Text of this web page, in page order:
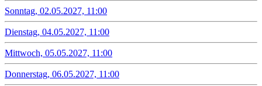
Sonntag, 02.05.2027, 11:00
Dienstag, 04.05.2027, 11:00
Mittwoch, 05.05.2027, 11:00
Donnerstag, 06.05.2027, 11:00